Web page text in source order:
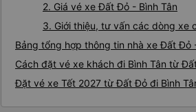
2. Giá vé xe Đất Đỏ - Bình Tân
3. Giới thiệu, tư vấn các dòng xe
Bảng tổng hợp thông tin nhà xe Đất Đỏ
Cách đặt vé xe khách đi Bình Tân từ
Đặt vé xe Tết 2027 từ Đất Đỏ đi Bình